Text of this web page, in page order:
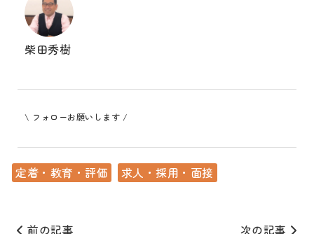
柴田秀樹
\ フォローお願いします /
定着・教育・評価 求人・採用・面接
前の記事 次の記事